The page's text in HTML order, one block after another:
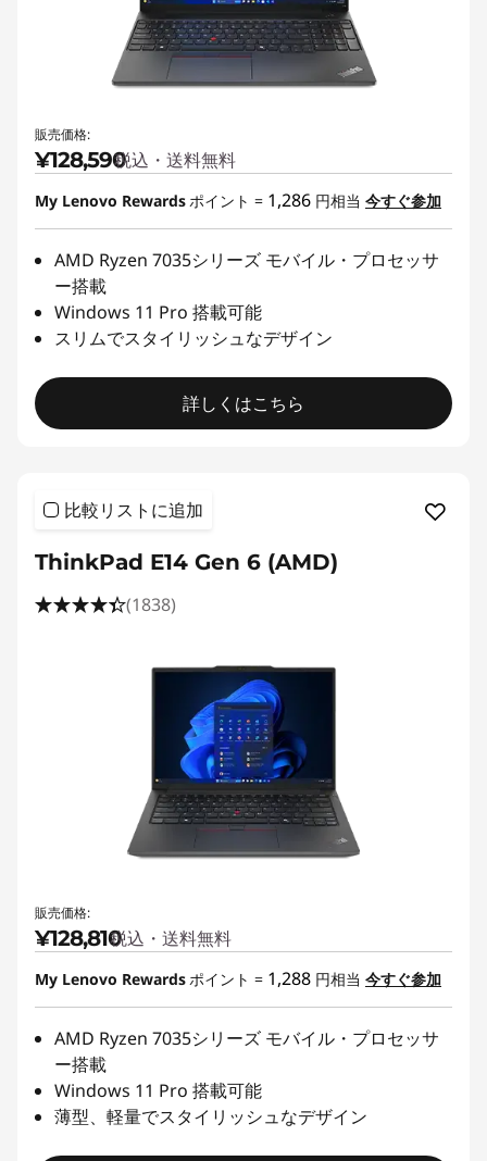
販売価格:
¥128,590税込・送料無料
My Lenovo Rewardsポイント = 1,286 円相当 今すぐ参加
AMD Ryzen 7035シリーズ モバイル・プロセッサ
ー搭載
Windows 11 Pro 搭載可能
スリムでスタイリッシュなデザイン
詳しくはこちら
比較リストに追加
ThinkPad E14 Gen 6 (AMD)
(1838)
販売価格:
¥128,810税込・送料無料
My Lenovo Rewardsポイント = 1,288 円相当 今すぐ参加
AMD Ryzen 7035シリーズ モバイル・プロセッサ
ー搭載
Windows 11 Pro 搭載可能
薄型、軽量でスタイリッシュなデザイン